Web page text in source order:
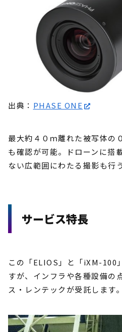
出典： PHASE ONE
最大約４０ｍ離れた被写体の
も確認が可能。ドローンに搭
ない広範囲にわたる撮影も行
サービス特長
この「ELIOS」と「iXM-100
すが、インフラや各種設備の
ス・レンテックが受託します。